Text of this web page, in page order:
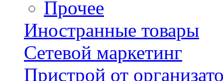
Прочее
Иностранные товары
Сетевой маркетинг
Пристрой от